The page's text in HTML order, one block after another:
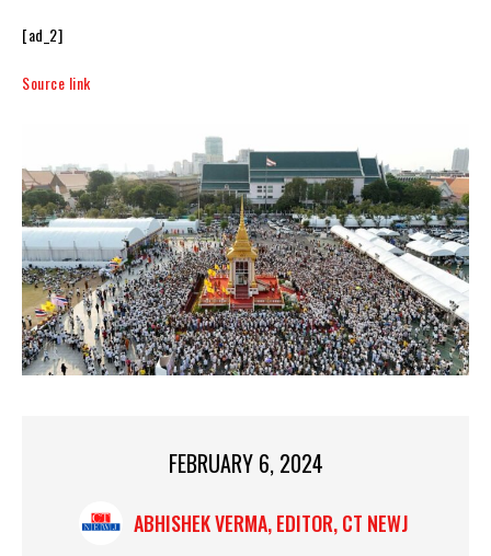
[ad_2]
Source link
FEBRUARY 6, 2024
ABHISHEK VERMA, EDITOR, CT NEWJ